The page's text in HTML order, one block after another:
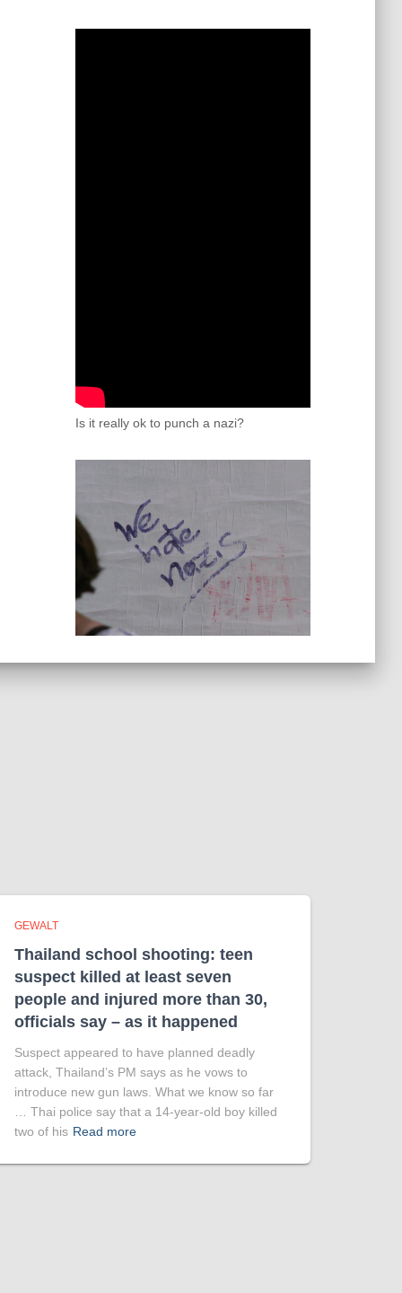
Is it really ok to punch a nazi?
GEWALT
Thailand school shooting: teen
suspect killed at least seven
people and injured more than 30,
officials say – as it happened
Suspect appeared to have planned deadly
attack, Thailand’s PM says as he vows to
introduce new gun laws. What we know so far
… Thai police say that a 14-year-old boy killed
two of his Read more